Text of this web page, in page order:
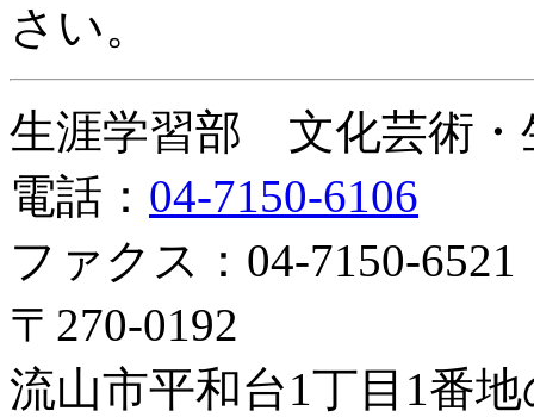
さい。
生涯学習部 文化芸術・
電話： 04-7150-6106
ファクス：04-7150-6521
〒270-0192
流山市平和台1丁目1番